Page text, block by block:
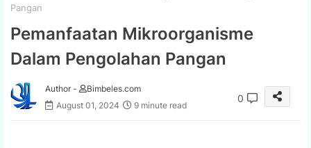
Pangan
Pemanfaatan Mikroorganisme
Dalam Pengolahan Pangan
Author -
Bimbeles.com
August 01, 2024
9 minute read
0